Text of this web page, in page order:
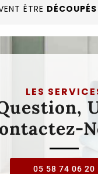
ÊTRE
LES
05 58 74 06 20